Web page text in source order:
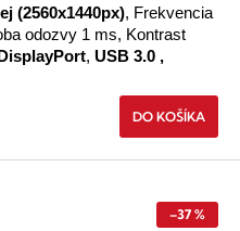
DO KOŠÍKA
(2560x1440px), Frekvencia
odozvy 1 ms, Kontrast
, USB 3.0 ,
–37 %